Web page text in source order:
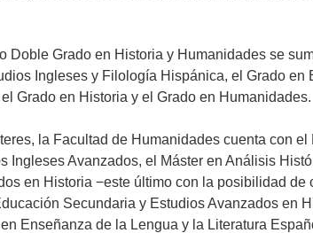
Doble Grado en Historia y Humanidades se
Ingleses y Filología Hispánica, el Grado en
Grado en Historia y el Grado en Humanidades.
la Facultad de Humanidades cuenta con
Ingleses Avanzados, el Máster en Análisis
en Historia −este último con la posibilidad de
Secundaria y Estudios Avanzados en
Enseñanza de la Lengua y la Literatura